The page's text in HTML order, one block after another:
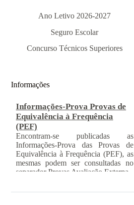
Ano Letivo 2026-2027
Seguro Escolar
Concurso Técnicos Superiores
Informações
Equivalência à Frequência
(PEF)
Encontram-se publicadas as
mesmas podem ser consultadas no
separador Provas Avaliação Externa.
INSCRIÇÃO NAS PROVAS
FINAIS E NAS PROVAS DE
EQUIVALÊNCIA À
FREQUÊNCIA
Com a publicação da Norma 1 do
JNE – Júri Nacional de Exames,
ficaram definidos os prazos para